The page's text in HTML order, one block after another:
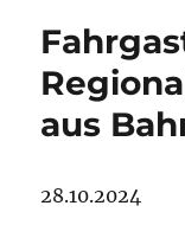
aus
28.10.2024